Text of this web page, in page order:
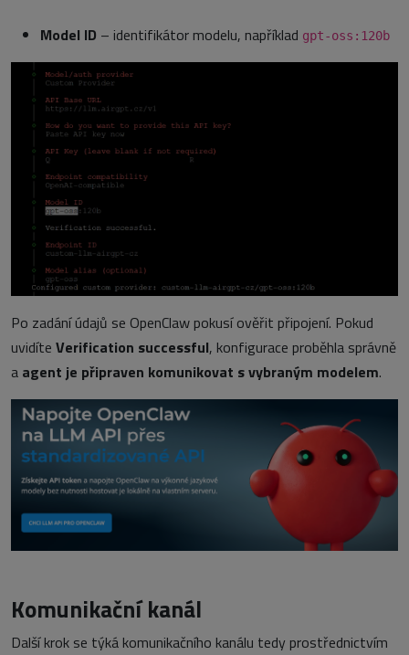
Model ID – identifikátor modelu, například gpt-oss:120b
Po zadání údajů se OpenClaw pokusí ověřit připojení. Pokud
uvidíte Verification successful, konfigurace proběhla správně
a agent je připraven komunikovat s vybraným modelem.
Komunikační kanál
Další krok se týká komunikačního kanálu tedy prostřednictvím